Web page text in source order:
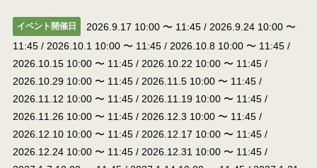
イベント開催日 2026.9.17 10:00 〜 11:45 / 2026.9.24 10:00 〜
11:45/ 2026.10.1 10:00〜 11:45/ 2026.10.8 10:00〜 11:45/
2026.10.15 10:00〜 11:45/ 2026.10.22 10:00〜 11:45/
2026.10.29 10:00〜 11:45/ 2026.11.5 10:00〜 11:45/
2026.11.12 10:00〜 11:45/ 2026.11.19 10:00〜 11:45/
2026.11.26 10:00〜 11:45/ 2026.12.3 10:00〜 11:45/
2026.12.10 10:00〜 11:45/ 2026.12.17 10:00〜 11:45/
2026.12.24 10:00〜 11:45/ 2026.12.31 10:00〜 11:45/